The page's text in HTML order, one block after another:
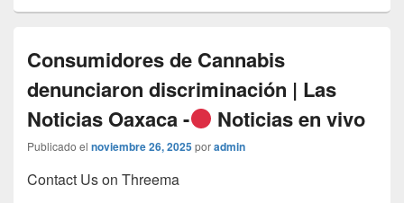
Consumidores de Cannabis
denunciaron discriminación | Las
Noticias Oaxaca -
Noticias en vivo
Publicado el noviembre 26, 2025poradmin
Contact Us on Threema